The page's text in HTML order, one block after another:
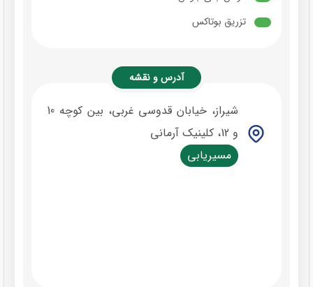
تزریق بوتاکس
آدرس و نقشه
شیراز، خیابان قدوسی غربی، بین کوچه 10
و 12، کلینیک آرمانی
مسیریابی